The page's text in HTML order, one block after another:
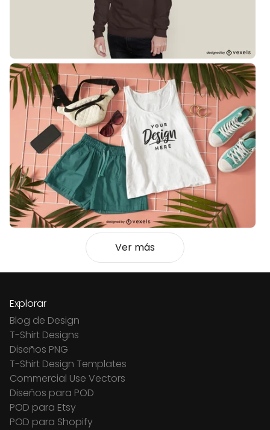
Ver más
Explorar
Blog de Design
T-Shirt Designs
Diseños PNG
T-Shirt Design Templates
Commercial Use Vectors
Diseños para POD
POD para Etsy
POD para Shopify